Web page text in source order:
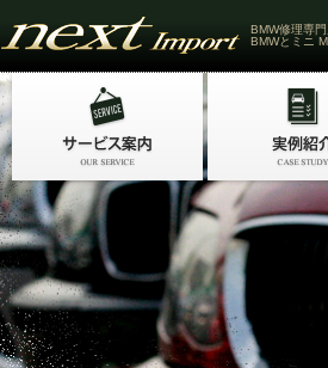
BMW修理専
BMWとミニ